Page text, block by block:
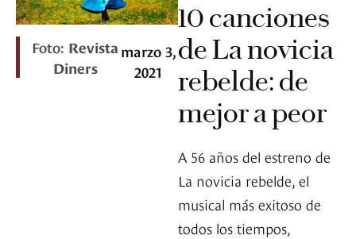
Foto: Revista
Diners
marzo 3,
2021
10 canciones
de La novicia
rebelde: de
mejor a peor
A 56 años del estreno de
La novicia rebelde, el
musical más exitoso de
todos los tiempos,